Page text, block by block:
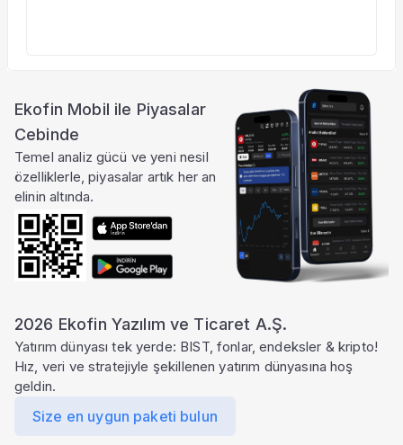
Ekofin Mobil ile Piyasalar
Cebinde
Temel analiz gücü ve yeni nesil
özelliklerle, piyasalar artık her an
elinin altında.
2026 Ekofin Yazılım ve Ticaret A.Ş.
Yatırım dünyası tek yerde: BIST, fonlar, endeksler & kripto!
Hız, veri ve stratejiyle şekillenen yatırım dünyasına hoş
geldin.
Size en uygun paketi bulun